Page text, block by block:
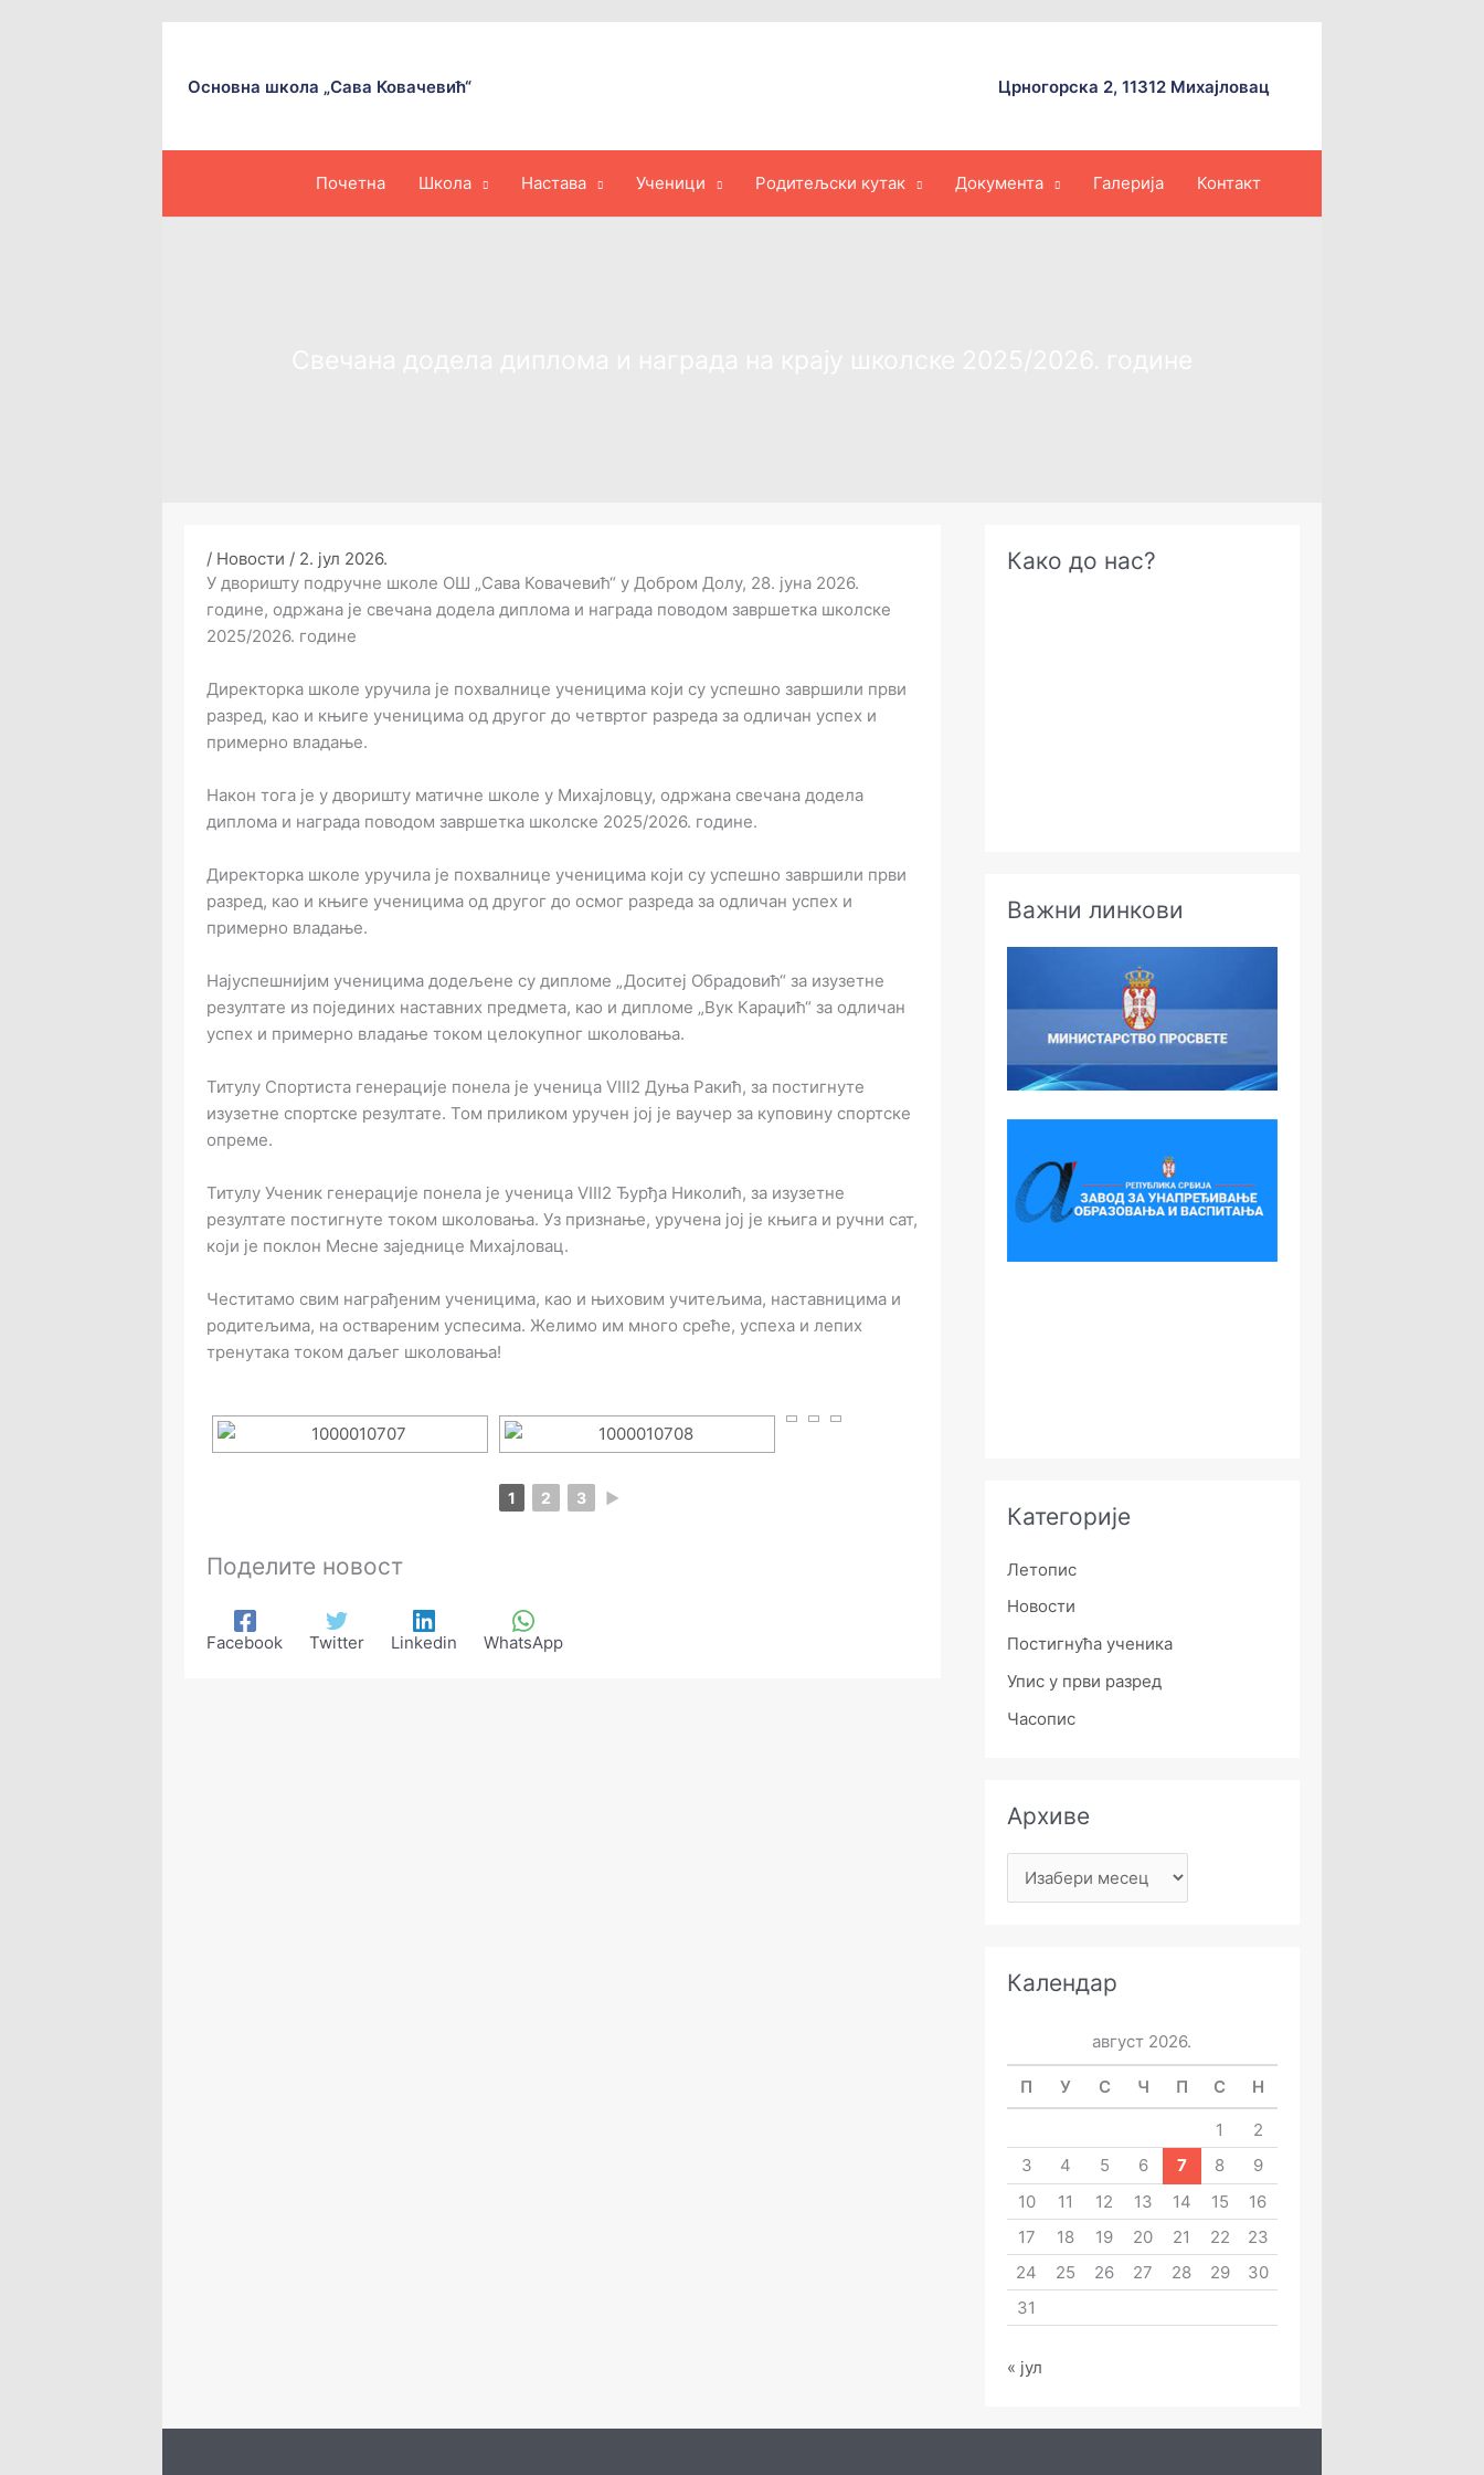
Основна школа „Сава Ковачевић“ Црногорска 2, 11312 Михајловац
Почетна Школа Настава Ученици Родитељски кутак Документа Галерија Контакт
/ Новости / 2. јул 2026.
У дворишту подручне школе ОШ „Сава Ковачевић“ у Добром Долу, 28. јуна 2026.
године, одржана је свечана додела диплома и награда поводом завршетка школске
2025/2026. године
Директорка школе уручила је похвалнице ученицима који су успешно завршили први
разред, као и књиге ученицима од другог до четвртог разреда за одличан успех и
примерно владање.
Након тога је у дворишту матичне школе у Михајловцу, одржана свечана додела
диплома и награда поводом завршетка школске 2025/2026. године.
Директорка школе уручила је похвалнице ученицима који су успешно завршили први
разред, као и књиге ученицима од другог до осмог разреда за одличан успех и
примерно владање.
Најуспешнијим ученицима додељене су дипломе „Доситеј Обрадовић“ за изузетне
резултате из појединих наставних предмета, као и дипломе „Вук Караџић“ за одличан
успех и примерно владање током целокупног школовања.
Титулу Спортиста генерације понела је ученица VIII2 Дуња Ракић, за постигнуте
изузетне спортске резултате. Том приликом уручен јој је ваучер за куповину спортске
опреме.
Титулу Ученик генерације понела је ученица VIII2 Ђурђа Николић, за изузетне
резултате постигнуте током школовања. Уз признање, уручена јој је књига и ручни сат,
који је поклон Месне заједнице Михајловац.
Честитамо свим награђеним ученицима, као и њиховим учитељима, наставницима и
родитељима, на оствареним успесима. Желимо им много среће, успеха и лепих
тренутака током даљег школовања!
1 2 3 ►
Поделите новост
Facebook Twitter Linkedin WhatsApp
Како до нас?
Важни линкови
Категорије
Летопис
Новости
Постигнућа ученика
Упис у први разред
Часопис
Архиве
р
Календар
август 2026.
П У С Ч П С Н
1
2
3
4 5 6 7 8
9
10
11 12 13 14 15
16
17
18 19 20 21 22
23
24
25 26 27 28 29
30
31
« јул